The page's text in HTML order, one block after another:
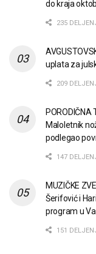
do kraja
235
uplata za
209
PORODIČNA
Maloletnik
podlegao
147
MUZIČKE
Šerifović i
program u
151